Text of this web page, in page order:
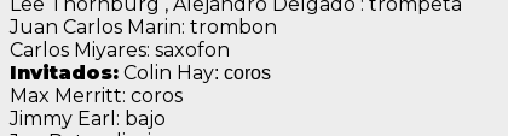
Juan Carlos Marin: trombon
Carlos Miyares: saxofon
Invitados: Colin Hay: coros
Max Merritt: coros
Jimmy Earl: bajo